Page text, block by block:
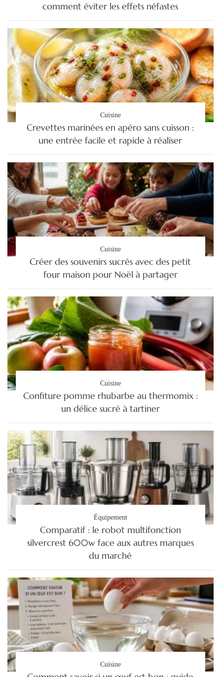
comment éviter les effets néfastes
Cuisine
Crevettes marinées en apéro sans cuisson :
une entrée facile et rapide à réaliser
Cuisine
Créer des souvenirs sucrés avec des petit
four maison pour Noël à partager
Cuisine
Confiture pomme rhubarbe au thermomix :
un délice sucré à tartiner
Équipement
Comparatif : le robot multifonction
silvercrest 600w face aux autres marques
du marché
Cuisine